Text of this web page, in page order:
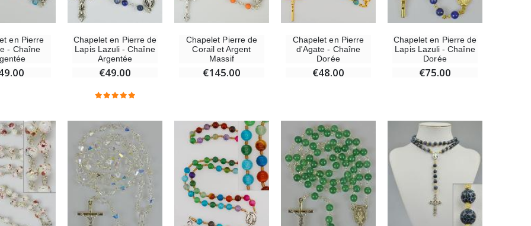
en Pierre
- Chaîne
Chapelet en Pierre de
Lapis Lazuli - Chaîne
Argentée
€49.00
Chapelet Pierre de
Corail et Argent
Massif
€145.00
Chapelet en Pierre
d'Agate - Chaîne
Dorée
€48.00
Chapelet en Pierre de
Lapis Lazuli - Chaîne
Dorée
€75.00
Croix Enfant en Bois Eglise Papillons et Arc-en-ciel 15 cm Bougie Neuvaine pour une Guérison - 17.5cm
€4.90